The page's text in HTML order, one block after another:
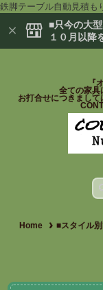
鉄脚テーブル自動見積も
■只今の大
１０月以降
『
全ての家具
お打合せにつきまして
Home ■スタイル